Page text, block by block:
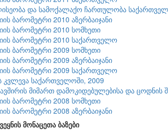
და სამოქალაქო ჩართულობა
ბარომეტრი 2010 აზერბაიჯანი
ბარომეტრი 2010 სომხეთი
ბარომეტრი 2010 საქართველო
ბარომეტრი 2009 სომხეთი
ბარომეტრი 2009 აზერბაიჯანი
ბარომეტრი 2009 საქართველო
კვლევა საქართველოში, 2009
მიმართ დამოკიდებულებისა და ცოდნის
ბარომეტრი 2008 სომხეთი
ბარომეტრი 2008 აზერბაიჯანი
მონაცეთა ბაზები